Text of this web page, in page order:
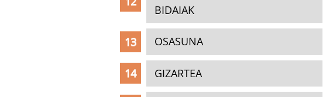
BIDAIAK
OSASUNA
GIZARTEA